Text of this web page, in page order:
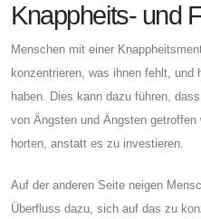
Knappheits- und
Menschen mit einer
konzentrieren, was ihnen fehlt, und
haben. Dies kann dazu führen,
von Ängsten und Ängsten
horten, anstatt es zu investieren.
Auf der anderen Seite neigen
Überfluss dazu, sich auf das zu